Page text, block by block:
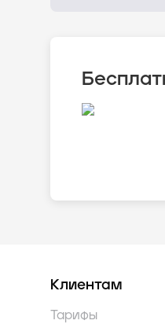
Клиентам
Тарифы